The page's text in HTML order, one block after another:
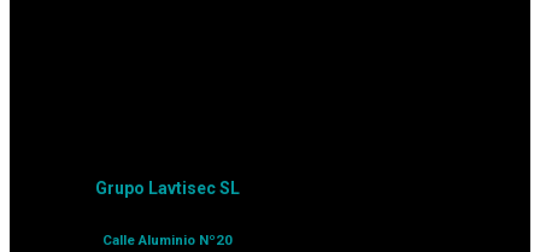
Grupo Lavtisec SL
Calle Aluminio Nº20